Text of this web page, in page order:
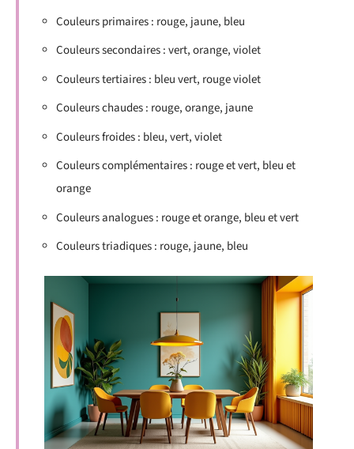
Couleurs primaires : rouge, jaune, bleu
Couleurs secondaires : vert, orange, violet
Couleurs tertiaires : bleu vert, rouge violet
Couleurs chaudes : rouge, orange, jaune
Couleurs froides : bleu, vert, violet
Couleurs complémentaires : rouge et vert, bleu et
orange
Couleurs analogues : rouge et orange, bleu et vert
Couleurs triadiques : rouge, jaune, bleu